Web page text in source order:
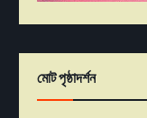
মোট পৃষ্ঠাদর্শন